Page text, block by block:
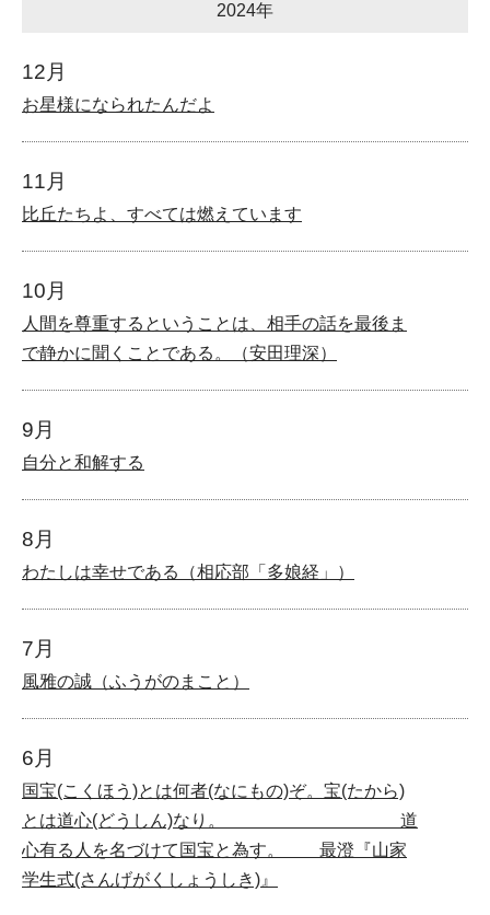
2024年
12月
お星様になられたんだよ
11月
比丘たちよ、すべては燃えています
10月
人間を尊重するということは、相手の話を最後ま
で静かに聞くことである。（安田理深）
9月
自分と和解する
8月
わたしは幸せである（相応部「多娘経」）
7月
風雅の誠（ふうがのまこと）
6月
国宝(こくほう)とは何者(なにもの)ぞ。宝(たから)
とは道心(どうしん)なり。 道
心有る人を名づけて国宝と為す。 最澄『山家
学生式(さんげがくしょうしき)』